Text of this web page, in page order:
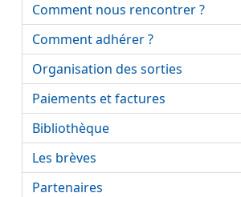
Comment nous rencontrer ?
Comment adhérer ?
Organisation des sorties
Paiements et factures
Bibliothèque
Les brèves
Partenaires